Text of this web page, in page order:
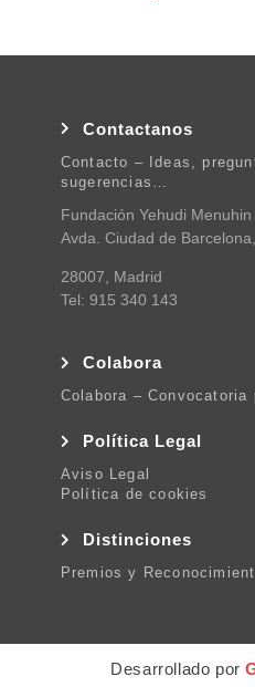
Contactanos
Contacto – Ideas,
sugerencias…
Fundación Yehudi Menuhin
Avda. Ciudad de
28007, Madrid
Tel: 915 340 143
Colabora
Colabora –
Política Legal
Aviso Legal
Política de cookies
Distinciones
Premios y
Desarrollado por